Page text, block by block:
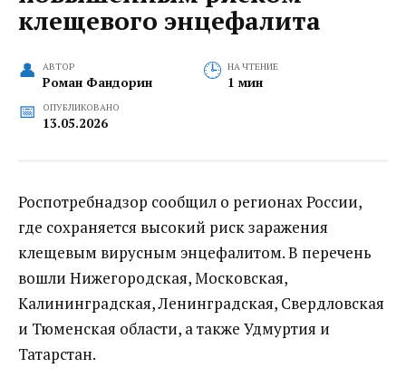
клещевого энцефалита
АВТОР
Роман Фандорин
НА ЧТЕНИЕ
1 мин
ОПУБЛИКОВАНО
13.05.2026
Роспотребнадзор сообщил о регионах России,
где сохраняется высокий риск заражения
клещевым вирусным энцефалитом. В перечень
вошли Нижегородская, Московская,
Калининградская, Ленинградская, Свердловская
и Тюменская области, а также Удмуртия и
Татарстан.